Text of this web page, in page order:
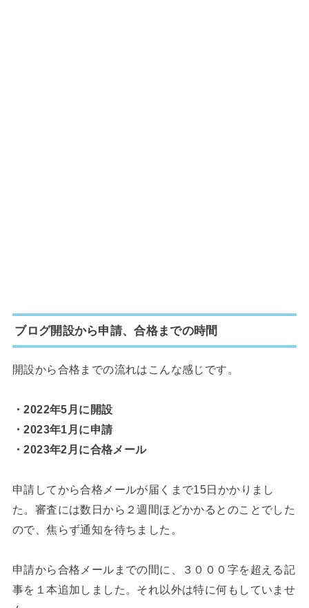
ブログ開設から申請、合格までの時間
開設から合格までの流れはこんな感じです。
・2022年5月に開設
・2023年1月に申請
・2023年2月に合格メール
申請してから合格メールが届くまで15日かかりまし
た。審査には数日から２週間ほどかかるとのことでした
ので、焦らず通知を待ちました。
申請から合格メールまでの間に、３０００字を超える記
事を１本追加しました。それ以外は特に何もしていませ